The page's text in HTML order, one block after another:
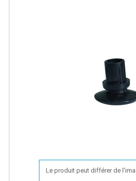
Le produit peut différer de